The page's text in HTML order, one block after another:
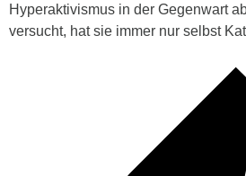
Hyperaktivismus in der Gegenwart
versucht, hat sie immer nur selbst